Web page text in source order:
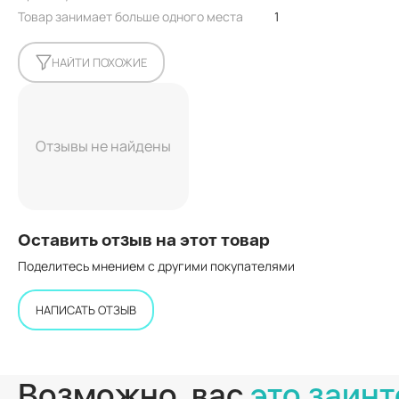
Товар занимает больше одного места
1
НАЙТИ ПОХОЖИЕ
Отзывы не найдены
Оставить отзыв на этот товар
Поделитесь мнением с другими покупателями
НАПИСАТЬ ОТЗЫВ